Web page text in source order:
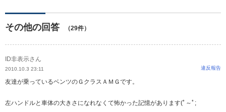
その他の回答 （29件）
ID非表示さん
2010.10.3 23:11 違反報告
友達が乗っているベンツのＧクラスＡＭＧです。
左ハンドルと車体の大きさになれなくて怖かった記憶があります(ﾟ～ﾟ;